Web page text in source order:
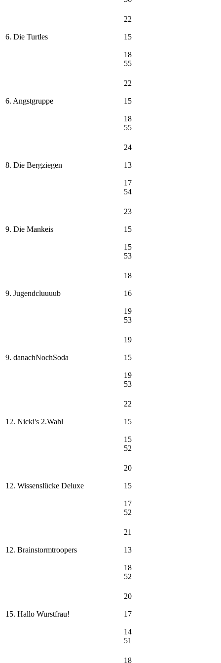
6. Die Turtles
22
15
18
55
6. Angstgruppe
22
15
18
55
8. Die Bergziegen
24
13
17
54
9. Die Mankeis
23
15
15
53
9. Jugendcluuuub
18
16
19
53
9. danachNochSoda
19
15
19
53
12. Nicki's 2.Wahl
22
15
15
52
12. Wissenslücke Deluxe
20
15
17
52
12. Brainstormtroopers
21
13
18
52
15. Hallo Wurstfrau!
20
17
14
51
18